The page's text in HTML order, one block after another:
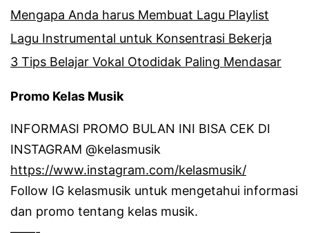
Mengapa Anda harus Membuat Lagu Playlist
Lagu Instrumental untuk Konsentrasi Bekerja
3 Tips Belajar Vokal Otodidak Paling Mendasar
Promo Kelas Musik
INFORMASI PROMO BULAN INI BISA CEK DI
INSTAGRAM @kelasmusik
https://www.instagram.com/kelasmusik/
Follow IG kelasmusik untuk mengetahui informasi
dan promo tentang kelas musik.